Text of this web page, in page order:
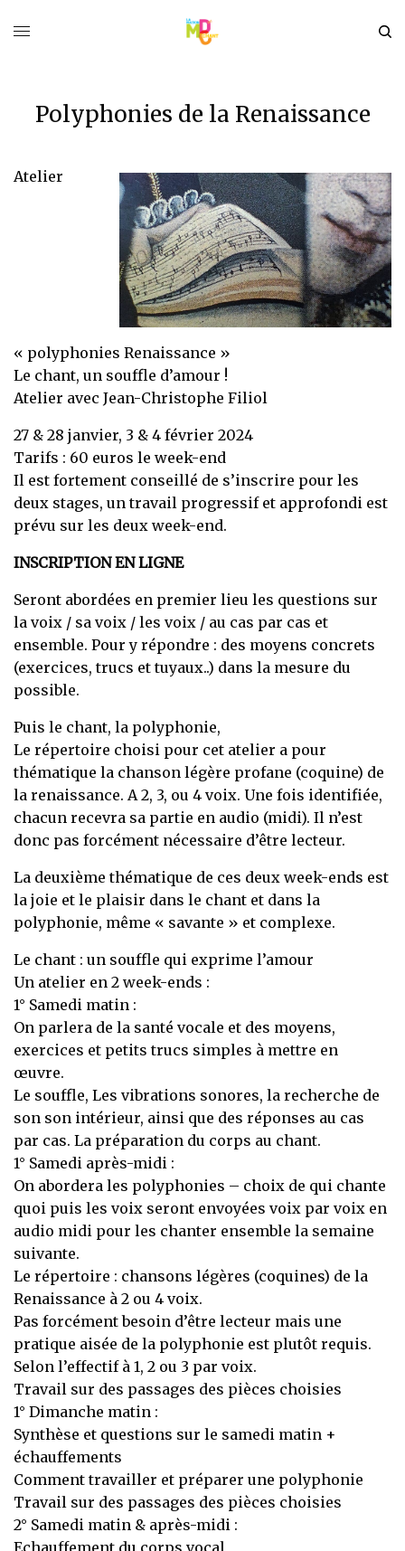
Polyphonies de la Renaissance
Atelier
« polyphonies Renaissance »
Le chant, un souffle d’amour !
Atelier avec Jean-Christophe Filiol
27 & 28 janvier, 3 & 4 février 2024
Tarifs : 60 euros le week-end
Il est fortement conseillé de s’inscrire pour les
deux stages, un travail progressif et approfondi est
prévu sur les deux week-end.
INSCRIPTION EN LIGNE
Seront abordées en premier lieu les questions sur
la voix / sa voix / les voix / au cas par cas et
ensemble. Pour y répondre : des moyens concrets
(exercices, trucs et tuyaux..) dans la mesure du
possible.
Puis le chant, la polyphonie,
Le répertoire choisi pour cet atelier a pour
thématique la chanson légère profane (coquine) de
la renaissance. A 2, 3, ou 4 voix. Une fois identifiée,
chacun recevra sa partie en audio (midi). Il n’est
donc pas forcément nécessaire d’être lecteur.
La deuxième thématique de ces deux week-ends est
la joie et le plaisir dans le chant et dans la
polyphonie, même « savante » et complexe.
Le chant : un souffle qui exprime l’amour
Un atelier en 2 week-ends :
1° Samedi matin :
On parlera de la santé vocale et des moyens,
exercices et petits trucs simples à mettre en
œuvre.
Le souffle, Les vibrations sonores, la recherche de
son son intérieur, ainsi que des réponses au cas
par cas. La préparation du corps au chant.
1° Samedi après-midi :
On abordera les polyphonies – choix de qui chante
quoi puis les voix seront envoyées voix par voix en
audio midi pour les chanter ensemble la semaine
suivante.
Le répertoire : chansons légères (coquines) de la
Renaissance à 2 ou 4 voix.
Pas forcément besoin d’être lecteur mais une
pratique aisée de la polyphonie est plutôt requis.
Selon l’effectif à 1, 2 ou 3 par voix.
Travail sur des passages des pièces choisies
1° Dimanche matin :
Synthèse et questions sur le samedi matin +
échauffements
Comment travailler et préparer une polyphonie
Travail sur des passages des pièces choisies
2° Samedi matin & après-midi :
Echauffement du corps vocal